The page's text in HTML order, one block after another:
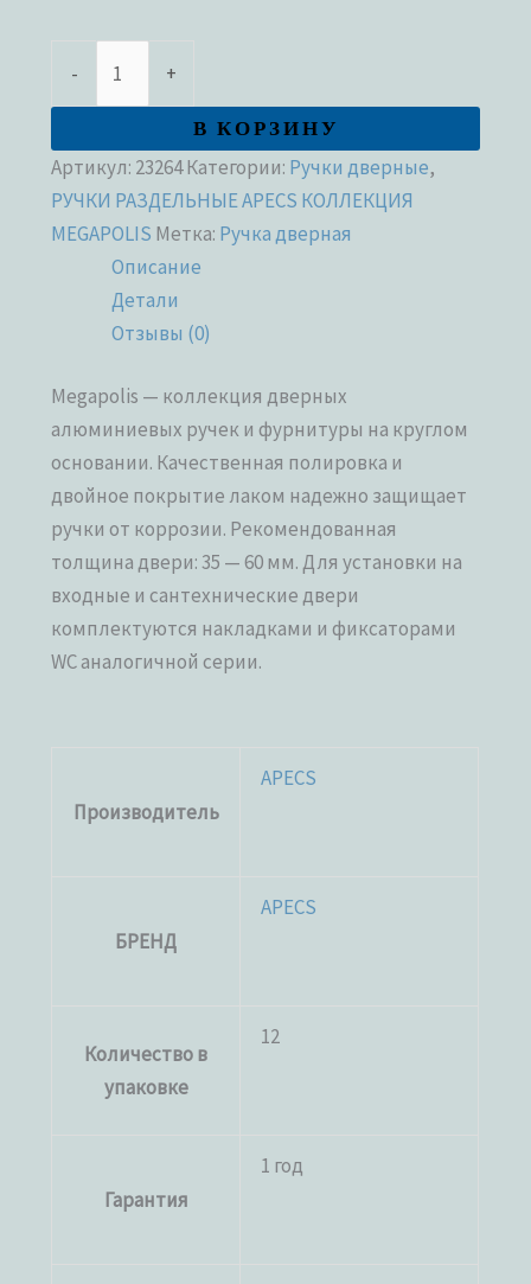
- +
В КОРЗИНУ
Артикул: 23264Категории: Ручки дверные,
РУЧКИ РАЗДЕЛЬНЫЕ APECS КОЛЛЕКЦИЯ
MEGAPOLIS Метка: Ручка дверная
Описание
Детали
Отзывы (0)
Megapolis — коллекция дверных
алюминиевых ручек и фурнитуры на круглом
основании. Качественная полировка и
двойное покрытие лаком надежно защищает
ручки от коррозии. Рекомендованная
толщина двери: 35 — 60 мм. Для установки на
входные и сантехнические двери
комплектуются накладками и фиксаторами
WC аналогичной серии.
Производитель
APECS
БРЕНД
APECS
Количество в
упаковке
12
Гарантия
1 год